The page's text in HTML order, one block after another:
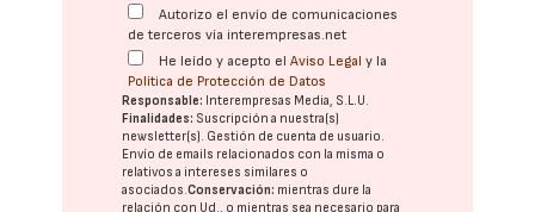
Autorizo el envío de comunicaciones
de terceros vía interempresas.net
He leído y acepto elAviso Legal y la
Política de Protección de Datos
Responsable: Interempresas Media, S.L.U.
Finalidades: Suscripción a nuestra(s)
newsletter(s). Gestión de cuenta de usuario.
Envío de emails relacionados con la misma o
relativos a intereses similares o
asociados.Conservación: mientras dure la
relación con Ud., o mientras sea necesario para